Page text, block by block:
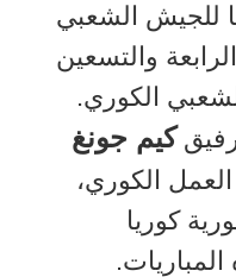
للجيش الشعبي
والتسعين
الكوري.
كيم جونغ
الكوري،
كوريا